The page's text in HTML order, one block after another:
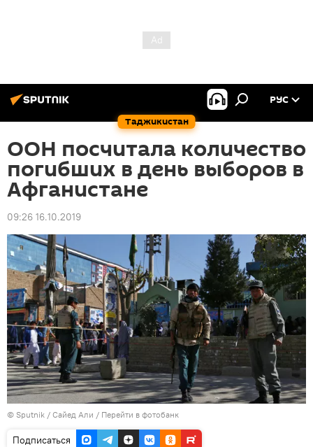
Таджикистан
РУС
ООН посчитала количество
погибших в день выборов в
Афганистане
09:26 16.10.2019
© Sputnik / Сайед Али / Перейти в фотобанк
Подписаться